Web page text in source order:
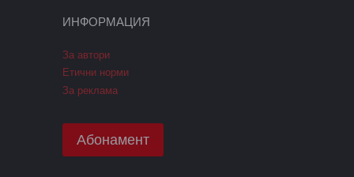
ИНФОРМАЦИЯ
За автори
Етични норми
За реклама
Абонамент